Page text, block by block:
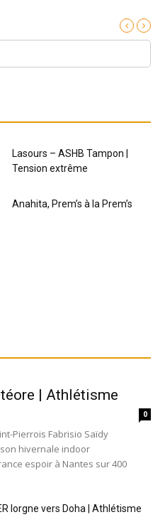
Lasours – ASHB Tampon |
Tension extrême
Anahita, Prem’s à la Prem’s
| Athlétisme
0
Pierrois Fabrisio Saïdy
hivernale indoor
espoir à Nantes sur 400
lorgne vers Doha | Athlétisme